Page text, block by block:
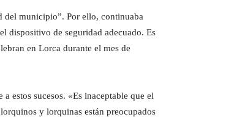
del municipio”. Por ello, continuaba
dispositivo de seguridad adecuado. Es
en Lorca durante el mes de
estos sucesos. «Es inaceptable que el
y lorquinas están preocupados